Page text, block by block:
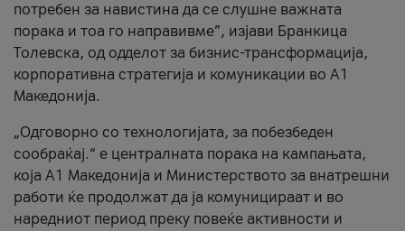
потребен за навистина да се слушне важната
порака и тоа го направивме”, изјави Бранкица
Толевска, од одделот за бизнис-трансформација,
корпоративна стратегија и комуникации во А1
Македонија.
„Одговорно со технологијата, за побезбеден
сообраќај.“ е централната порака на кампањата,
која A1 Македонија и Министерството за внатрешни
работи ќе продолжат да ја комуницираат и во
наредниот период преку повеќе активности и